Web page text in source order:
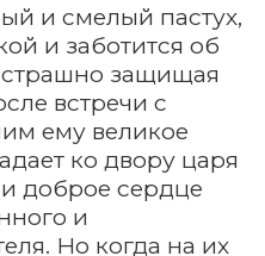
и смелый пастух,
и заботится об
защищая
встречи с
ему великое
ко двору царя
и доброе сердце
и
Но когда на их